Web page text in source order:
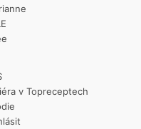
v Topreceptech